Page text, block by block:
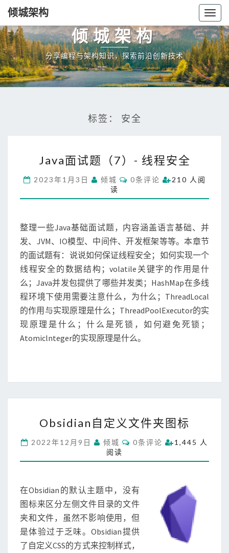
倾城架构
倾城架构
分享编程与架构知识，探索前沿创新技术
标签： 安全
a
a
面
（
7
）
线
程
安
全
Java面试题（7）- 线程安全
2023年1月3日 倾城
C
O
M
T
S
0条评论
210 人阅
读
整理一些Java基础面试题，内容涵盖语言基础、并
发、JVM、IO模型、中间件、开发框架等等。本章节
的面试题有：说说如何保证线程安全；如何实现一个
线程安全的数据结构；volatile关键字的作用是什
么；Java并发包提供了哪些并发类；HashMap在多线
程环境下使用需要注意什么，为什么；ThreadLocal
的作用与实现原理是什么；ThreadPoolExecutor的实
现原理是什么；什么是死锁，如何避免死锁；
Atomiclnteger的实现原理是什么。
b
i
d
n
自
定
义
文
件
Obsidian自定义文件夹图标
2022年12月9日 倾城
C
O
M
T
S
0条评论
1,445 人
阅读
在Obsidian的默认主题中，没有
图标来区分左侧文件目录的文件
夹和文件，虽然不影响使用，但
是体验过于乏味。Obsidian提供
了自定义CSS的方式来控制样式，